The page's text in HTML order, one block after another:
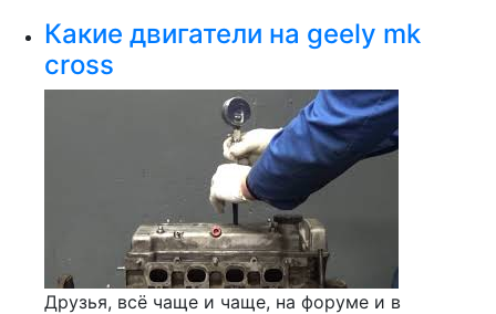
Какие двигатели на geely mk
cross
Друзья, всё чаще и чаще, на форуме и в